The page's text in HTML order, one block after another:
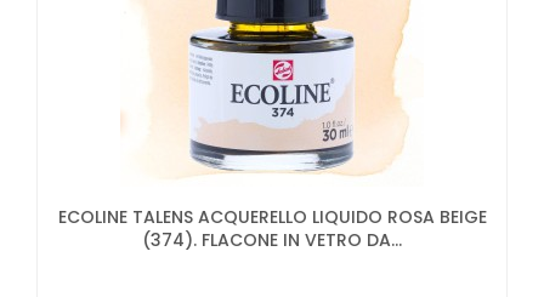
ECOLINE TALENS ACQUERELLO LIQUIDO ROSA BEIGE
(374). FLACONE IN VETRO DA...